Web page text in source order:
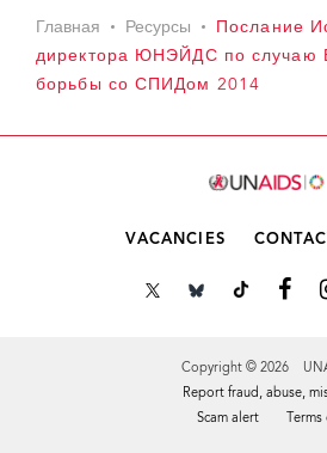
Главная Ресурсы
Послание
директора ЮНЭЙДС по случаю
борьбы со СПИДом 2014
VACANCIES
Copyright © 2026
Report fraud, abuse,
Scam alert